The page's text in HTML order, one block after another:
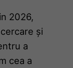
2026,
și
a
cea a